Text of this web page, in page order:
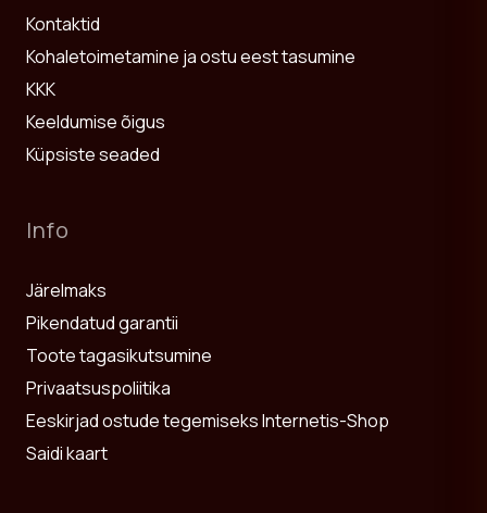
Kontaktid
Kohaletoimetamine ja ostu eest tasumine
KKK
Keeldumise õigus
Küpsiste seaded
Info
Järelmaks
Pikendatud garantii
Toote tagasikutsumine
Privaatsuspoliitika
Eeskirjad ostude tegemiseks Internetis-Shop
Saidi kaart